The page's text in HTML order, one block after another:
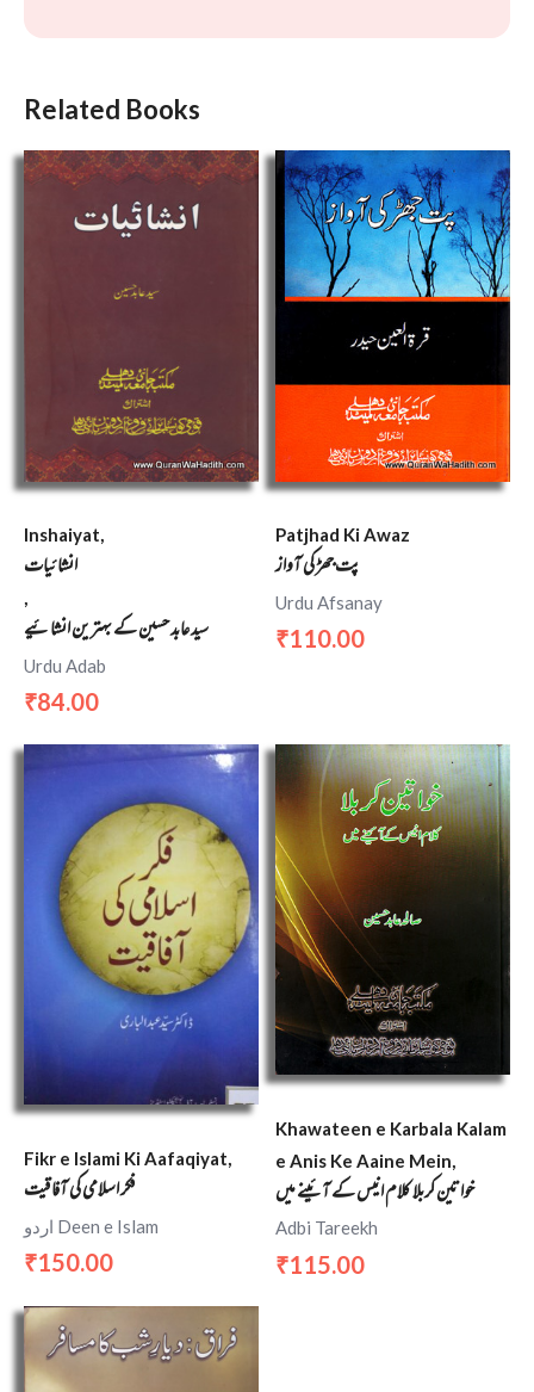
Related Books
Inshaiyat,
انشائیات
,
سید عابد حسین کے بہترین انشائیے
Urdu Adab
₹84.00
Patjhad Ki Awaz
پت جھڑ کی آواز
Urdu Afsanay
₹110.00
Fikr e Islami Ki Aafaqiyat,
فكر اسلامى كى آفاقیت
اردو Deen e Islam
₹150.00
Khawateen e Karbala Kalam
e Anis Ke Aaine Mein,
خواتین کربلا کلام انیس کے آئینے میں
Adbi Tareekh
₹115.00